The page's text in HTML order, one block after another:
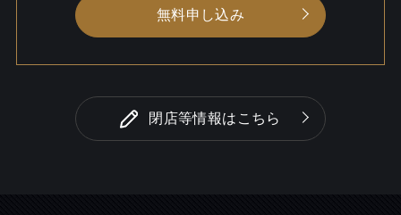
無料申し込み
閉店等情報はこちら